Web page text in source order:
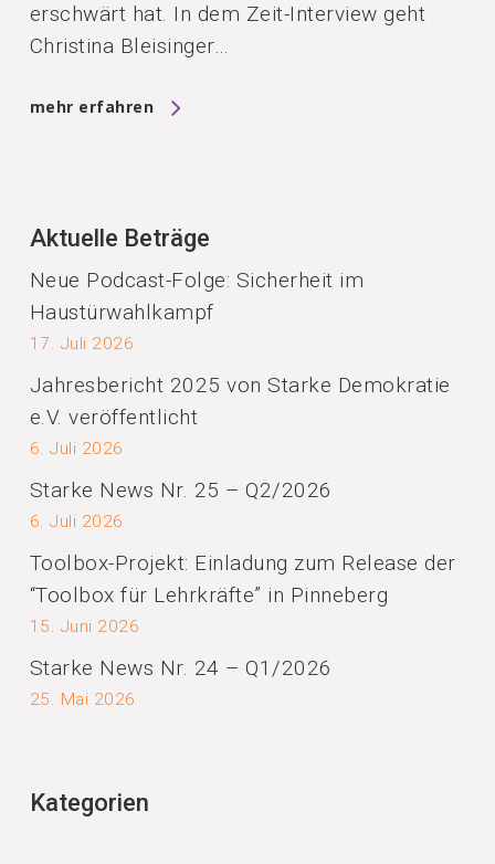
erschwärt hat. In dem Zeit-Interview geht
Christina Bleisinger…
mehr erfahren
Aktuelle Beträge
Neue Podcast-Folge: Sicherheit im
Haustürwahlkampf
17. Juli 2026
Jahresbericht 2025 von Starke Demokratie
e.V. veröffentlicht
6. Juli 2026
Starke News Nr. 25 – Q2/2026
6. Juli 2026
Toolbox-Projekt: Einladung zum Release der
“Toolbox für Lehrkräfte” in Pinneberg
15. Juni 2026
Starke News Nr. 24 – Q1/2026
25. Mai 2026
Kategorien